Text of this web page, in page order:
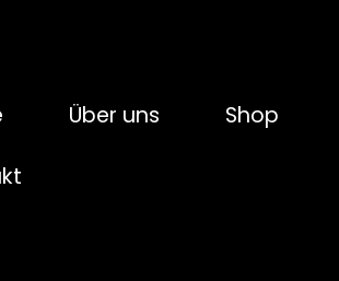
Über uns Shop